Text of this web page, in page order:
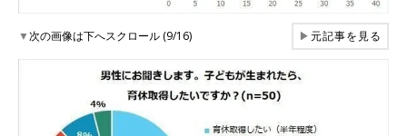
▼次の画像は下へスクロール (9/16) ▶元記事を見る